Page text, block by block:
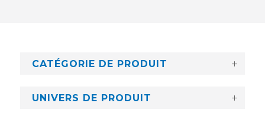
CATÉGORIE DE PRODUIT
UNIVERS DE PRODUIT